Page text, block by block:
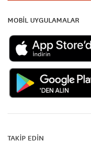
MOBİL UYGULAMALAR
TAKİP EDİN